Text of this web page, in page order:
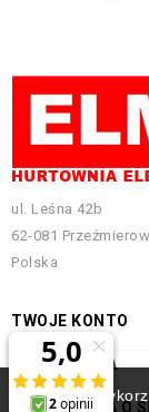
Ten sklep
ul. Leśna 42b
62-081
Polska
TWOJE KONTO
INFORMACJA
INFORMACJA O